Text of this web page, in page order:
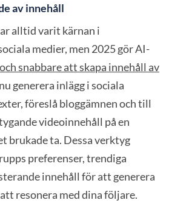
av innehåll
alltid varit kärnan i
medier, men 2025 gör AI-
snabbare att skapa innehåll av
generera inlägg i sociala
föreslå bloggämnen och till
videoinnehåll på en
brukade ta. Dessa verktyg
preferenser, trendiga
innehåll för att generera
resonera med dina följare.